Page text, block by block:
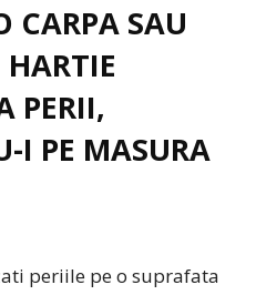
CARPA SAU
HARTIE
PERII,
I PE MASURA
periile pe o suprafata